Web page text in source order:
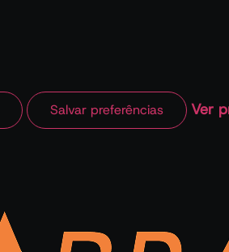
Salvar preferências
Ver